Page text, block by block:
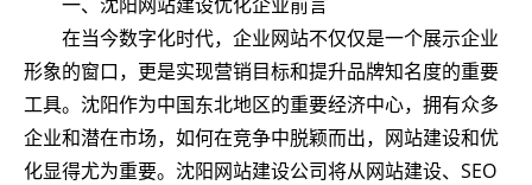
在当今数字化时代，企业网站不仅仅是一个展示企业
形象的窗口，更是实现营销目标和提升品牌知名度的重要
工具。沈阳作为中国东北地区的重要经济中心，拥有众多
企业和潜在市场，如何在竞争中脱颖而出，网站建设和优
化显得尤为重要。沈阳网站建设公司将从网站建设、SEO